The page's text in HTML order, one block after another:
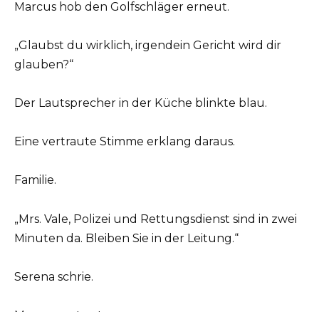
Marcus hob den Golfschläger erneut.
„Glaubst du wirklich, irgendein Gericht wird dir
glauben?“
Der Lautsprecher in der Küche blinkte blau.
Eine vertraute Stimme erklang daraus.
Familie.
„Mrs. Vale, Polizei und Rettungsdienst sind in zwei
Minuten da. Bleiben Sie in der Leitung.“
Serena schrie.